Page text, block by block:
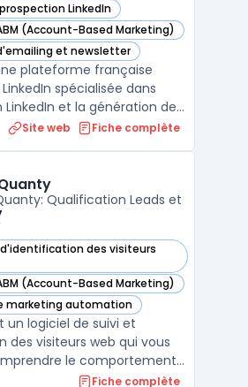
LinkedIn
dans cette catégorie
(Account-Based Marketing)
dans cette catégorie
et newsletter
dans cette catégorie
plateforme française
spécialisée dans
et la génération de
centralise l'automatisation
intégrée. La solu ...
Site web Fiche complète
Qualification Leads et
d'identification des visiteurs
dans cette catégorie
(Account-Based Marketing)
dans cette catégorie
marketing automation
dans cette catégorie
un logiciel de suivi et
des visiteurs web qui vous
le comportement
et d'identifier les entreprises
Fiche complète